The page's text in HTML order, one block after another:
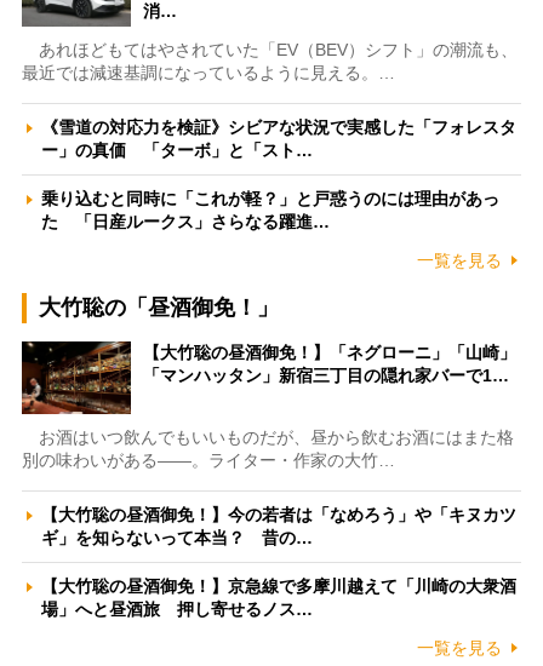
消…
あれほどもてはやされていた「EV（BEV）シフト」の潮流も、
最近では減速基調になっているように見える。…
《雪道の対応力を検証》シビアな状況で実感した「フォレスタ
ー」の真価 「ターボ」と「スト…
乗り込むと同時に「これが軽？」と戸惑うのには理由があっ
た 「日産ルークス」さらなる躍進…
一覧を見る
大竹聡の「昼酒御免！」
【大竹聡の昼酒御免！】「ネグローニ」「山崎」
「マンハッタン」新宿三丁目の隠れ家バーで1…
お酒はいつ飲んでもいいものだが、昼から飲むお酒にはまた格
別の味わいがある――。ライター・作家の大竹…
【大竹聡の昼酒御免！】今の若者は「なめろう」や「キヌカツ
ギ」を知らないって本当？ 昔の…
【大竹聡の昼酒御免！】京急線で多摩川越えて「川崎の大衆酒
場」へと昼酒旅 押し寄せるノス…
一覧を見る